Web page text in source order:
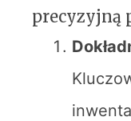
precyzyjną